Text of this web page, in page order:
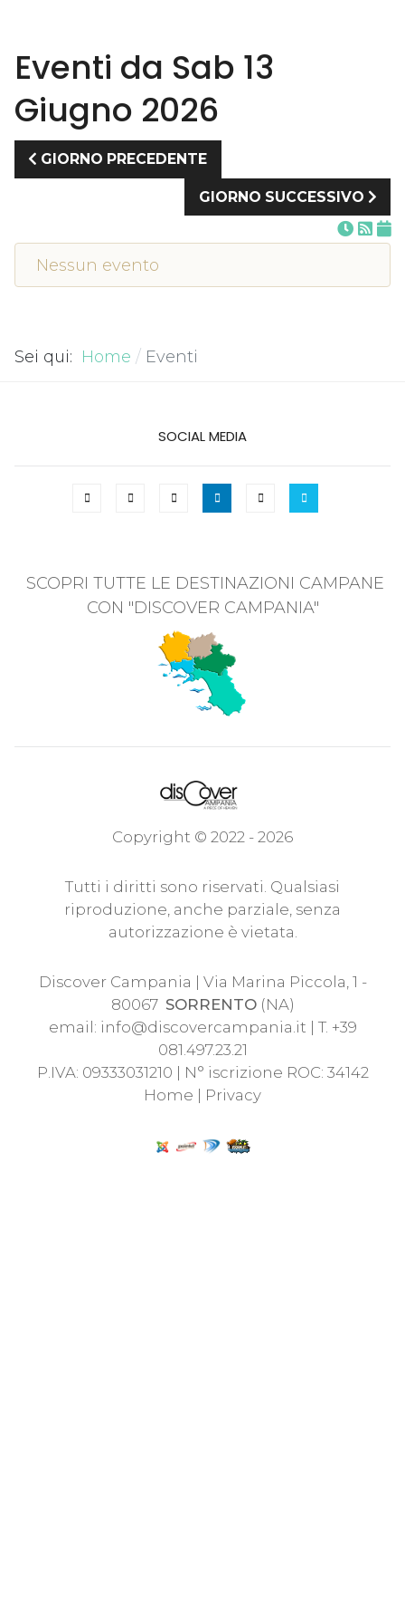
Eventi da Sab 13
Giugno 2026
GIORNO PRECEDENTE
GIORNO SUCCESSIVO
Nessun evento
Sei qui: Home Eventi
SOCIAL MEDIA
SCOPRI TUTTE LE DESTINAZIONI CAMPANE
CON "DISCOVER CAMPANIA"
Copyright © 2022 - 2026
Tutti i diritti sono riservati. Qualsiasi
riproduzione, anche parziale, senza
autorizzazione è vietata.
Discover Campania | Via Marina Piccola, 1 -
80067 SORRENTO(NA)
email: info@discovercampania.it | T. +39
081.497.23.21
P.IVA: 09333031210 | N° iscrizione ROC: 34142
Home | Privacy